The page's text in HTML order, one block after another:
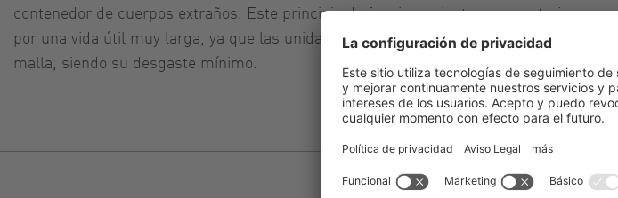
contenedor de cuerpos extraños. Este principio de funcionamiento se caracteriza
por una vida útil muy larga, ya que las unidades de limpieza giran sin tocar la
malla, siendo su desgaste mínimo.